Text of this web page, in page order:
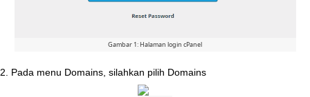
Gambar 1:Halaman login cPanel
2. Pada menu Domains, silahkan pilih Domains